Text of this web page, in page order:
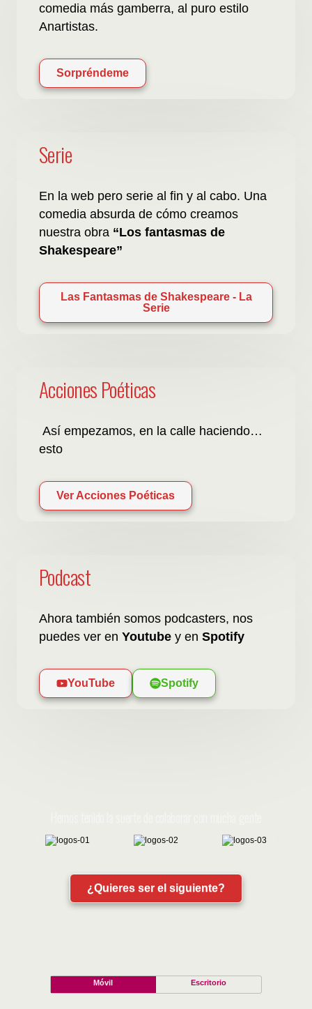
comedia más gamberra, al puro estilo
Anartistas.
Sorpréndeme
Serie
En la web pero serie al fin y al cabo. Una
comedia absurda de cómo creamos
nuestra obra “Los fantasmas de
Shakespeare”
Las Fantasmas de Shakespeare - La
Serie
Acciones Poéticas
Así empezamos, en la calle haciendo…
esto
Ver Acciones Poéticas
Podcast
Ahora también somos podcasters, nos
puedes ver en Youtube y en Spotify
YouTube Spotify
¿Quieres ser el siguiente?
Móvil Escritorio